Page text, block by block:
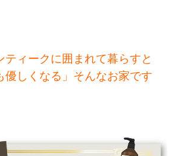
ティークに囲まれて暮らすと
優しくなる」そんなお家です